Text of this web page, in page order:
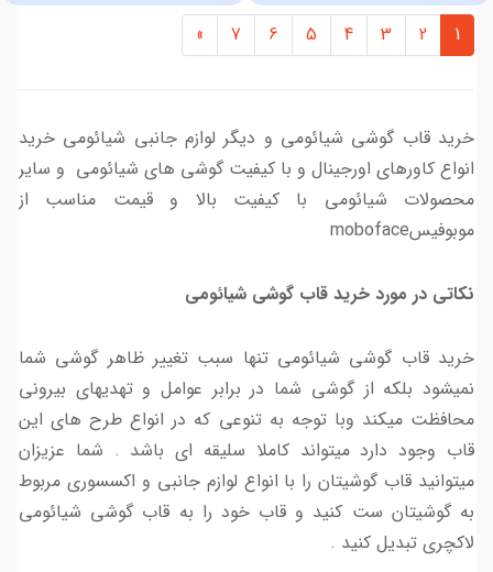
1
2
3
4
5
6
7
»
خرید قاب گوشی شیائومی و دیگر لوازم جانبی شیائومی خرید
انواع کاورهای اورجینال و با کیفیت گوشی های شیائومی و سایر
محصولات شیائومی با کیفیت بالا و قیمت مناسب از
موبوفیسmoboface
نکاتی در مورد خرید قاب گوشی شیائومی
خرید قاب گوشی شیائومی تنها سبب تغییر ظاهر گوشی شما
نمیشود بلکه از گوشی شما در برابر عوامل و تهدیهای بیرونی
محافظت میکند وبا توجه به تنوعی که در انواع طرح های این
قاب وجود دارد میتواند کاملا سلیقه ای باشد . شما عزیزان
میتوانید قاب گوشیتان را با انواع لوازم جانبی و اکسسوری مربوط
به گوشیتان ست کنید و قاب خود را به قاب گوشی شیائومی
لاکچری تبدیل کنید .